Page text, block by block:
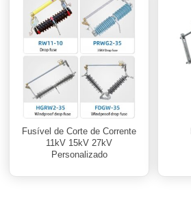
Fusível de Corte de Corrente
11kV 15kV 27kV
Personalizado